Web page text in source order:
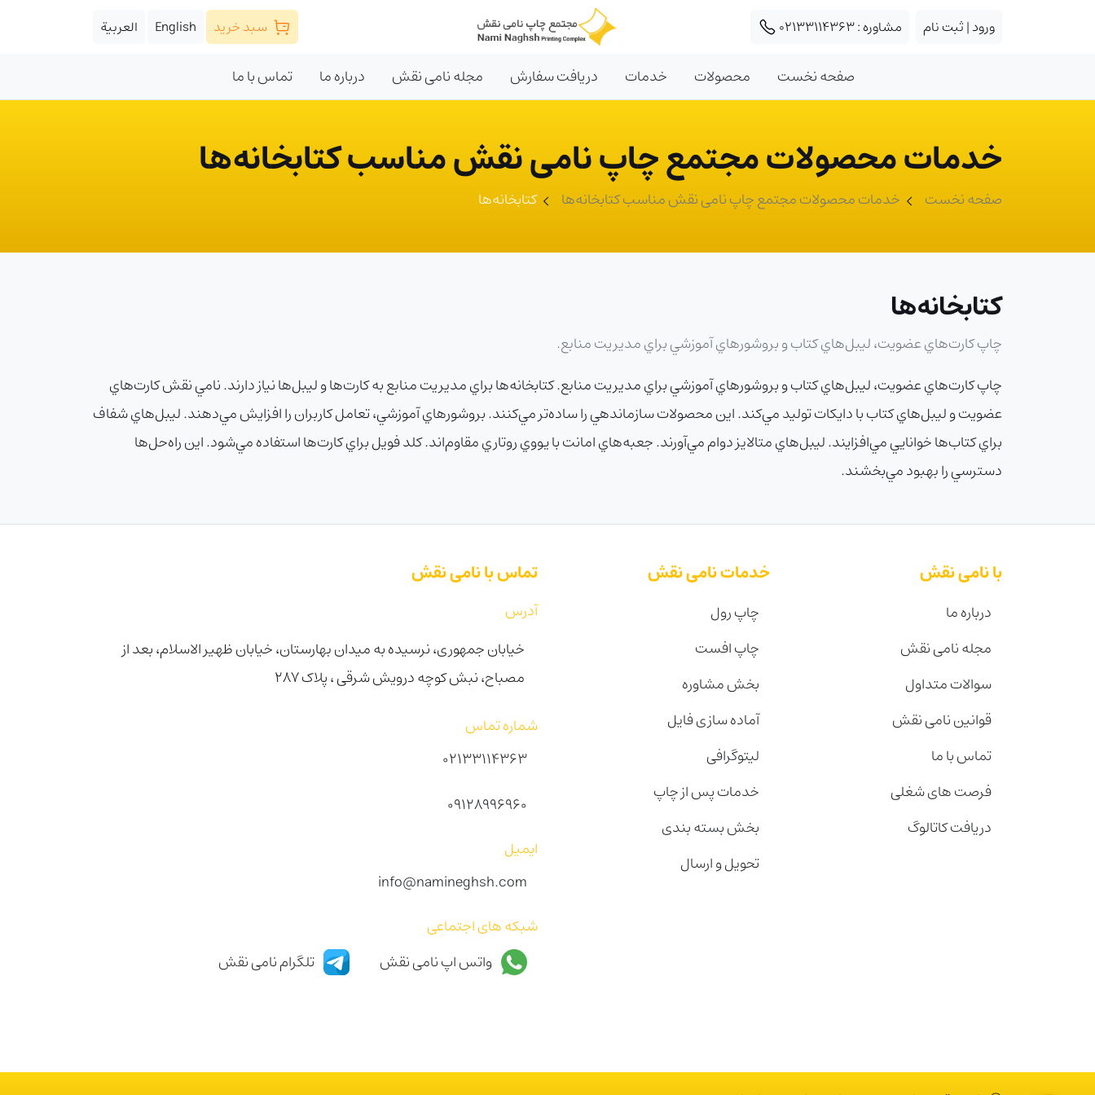
ورود | ثبت نام مشاوره :02133114363 سبد خرید English العربية
صفحه نخست محصولات خدمات دریافت سفارش مجله نامی نقش درباره ما تماس با ما
خدمات محصولات مجتمع چاپ نامی نقش مناسب کتابخانه‌ها
صفحه نخست خدمات محصولات مجتمع چاپ نامی نقش مناسب کتابخانه‌ها کتابخانه‌ها
کتابخانه‌ها
چاپ کارت‌هاي عضويت، ليبل‌هاي کتاب و بروشورهاي آموزشي براي مديريت منابع.
چاپ کارت‌هاي عضويت، ليبل‌هاي کتاب و بروشورهاي آموزشي براي مديريت منابع. کتابخانه‌ها براي مديريت منابع به کارت‌ها و ليبل‌ها نياز دارند. نامي نقش کارت‌هاي
عضويت و ليبل‌هاي کتاب با دايکات توليد مي‌کند. اين محصولات سازماندهي را ساده‌تر مي‌کنند. بروشورهاي آموزشي، تعامل کاربران را افزايش مي‌دهند. ليبل‌هاي شفاف
براي کتاب‌ها خوانايي مي‌افزايند. ليبل‌هاي متالايز دوام مي‌آورند. جعبه‌هاي امانت با يووي روتاري مقاوم‌اند. کلد فويل براي کارت‌ها استفاده مي‌شود. اين راه‌حل‌ها
دسترسي را بهبود مي‌بخشند.
با نامی نقش
درباره ما
مجله نامی نقش
سوالات متداول
قوانین نامی نقش
تماس با ما
فرصت های شغلی
دریافت کاتالوگ
خدمات نامی نقش
چاپ رول
چاپ افست
بخش مشاوره
آماده سازی فایل
لیتوگرافی
خدمات پس از چاپ
بخش بسته بندی
تحویل و ارسال
تماس با نامی نقش
آدرس
خیابان جمهوری، نرسیده به میدان بهارستان، خیابان ظهیر الاسلام، بعد از
مصباح، نبش کوچه درویش شرقی ، پلاک ۲۸۷
شماره تماس
02133114363
09128996960
ایمیل
info@namineghsh.com
شبکه های اجتماعی
واتس اپ نامی نقش
تلگرام نامی نقش